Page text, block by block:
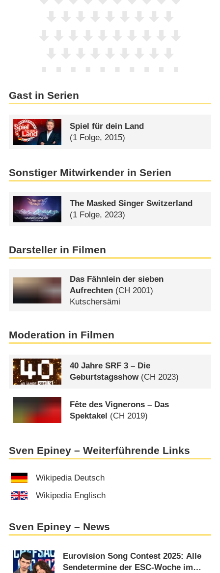
Gast in Serien
Spiel für dein Land
(1 Folge, 2015)
Sonstiger Mitwirkender in Serien
The Masked Singer Switzerland
(1 Folge, 2023)
Darsteller in Filmen
Das Fähnlein der sieben
Aufrechten (CH 2001)
Kutschersämi
Moderation in Filmen
40 Jahre SRF 3 – Die
Geburtstagsshow (CH 2023)
Fête des Vignerons – Das
Spektakel (CH 2019)
Sven Epiney – Weiterführende Links
Wikipedia Deutsch
Wikipedia Englisch
Sven Epiney – News
Eurovision Song Contest 2025: Alle
Sendetermine der ESC-Woche im